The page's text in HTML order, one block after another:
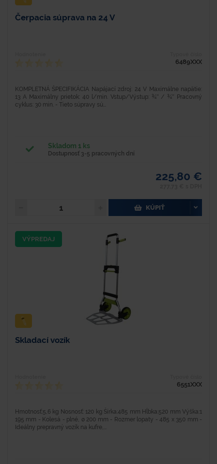
Čerpacia súprava na 24 V
6489XXX
KOMPLETNÁ ŠPECIFIKÁCIA Napájací zdroj: 24 V Maximálne napätie:
13 A Maximálny prietok: 40 l/min. Vstup/Výstup: ¾″ / ¾″ Pracovný
cyklus: 30 min. - Tieto súpravy sú...
Skladom 1 ks
Dostupnosť 3-5 pracovných dní
225,80 €
KÚPIŤ
VÝPREDAJ
Skladací vozík
6551XXX
Hmotnosť:5,6 kg Nosnosť: 120 kg Šírka:485 mm Hĺbka:520 mm Výška:1
195 mm - Kolesá - plné, ø 200 mm - Rozmer lopaty - 485 x 350 mm -
Ideálny prepravný vozík na kufre,...